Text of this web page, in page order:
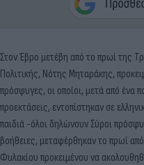
Στον Έβρο μετέβη από το πρωί της
Πολιτικής, Νότης Μηταράκης,
πρόσφυγες, οι οποίοι, μετά από ένα
προεκτάσεις, εντοπίστηκαν σε
παιδιά -όλοι δηλώνουν Σύροι
βοήθειες, μεταφέρθηκαν το πρωί
Φυλακίου προκειμένου να